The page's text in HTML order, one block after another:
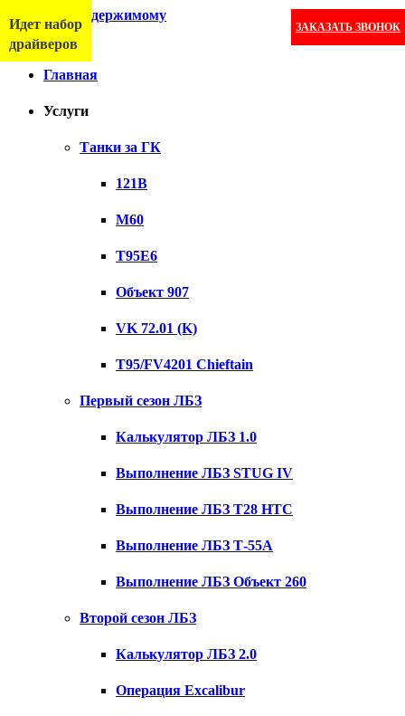
Перейти к содержимому
ЗАКАЗАТЬ ЗВОНОК
Меню
Главная
Услуги
Танки за ГК
121B
M60
T95E6
Объект 907
VK 72.01 (K)
T95/FV4201 Chieftain
Первый сезон ЛБЗ
Калькулятор ЛБЗ 1.0
Выполнение ЛБЗ STUG IV
Выполнение ЛБЗ T28 HTC
Выполнение ЛБЗ Т-55А
Выполнение ЛБЗ Объект 260
Второй сезон ЛБЗ
Калькулятор ЛБЗ 2.0
Операция Excalibur
Идет набор
драйверов